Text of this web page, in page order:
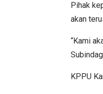
Pihak
akan
“Kami
KPPU